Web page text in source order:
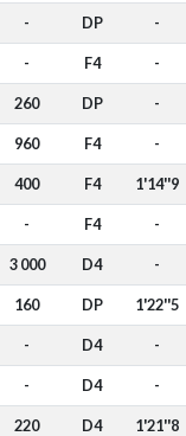
- DP -
- F4 -
260 DP -
960 F4 -
400 F4 1'14''9
- F4 -
3 000 D4 -
160 DP 1'22''5
- D4 -
- D4 -
220 D4 1'21''8